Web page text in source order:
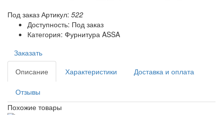
Под заказ Артикул: 522
Доступность: Под заказ
Категория: Фурнитура ASSA
Заказать
Описание
Характеристики Доставка и оплата
Отзывы
Похожие товары